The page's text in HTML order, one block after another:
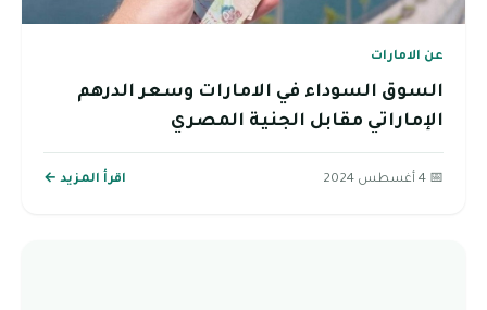
عن الامارات
السوق السوداء في الامارات وسعر الدرهم
الإماراتي مقابل الجنية المصري
📅 4 أغسطس 2024 اقرأ المزيد ←